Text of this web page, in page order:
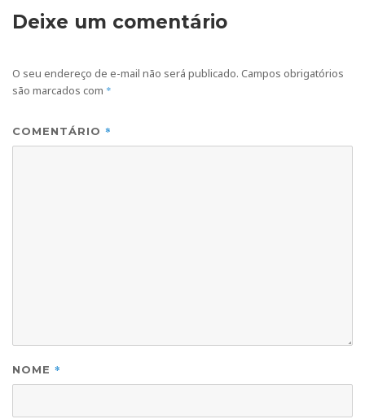
Deixe um comentário
O seu endereço de e-mail não será publicado. Campos obrigatórios
são marcados com *
COMENTÁRIO *
NOME *